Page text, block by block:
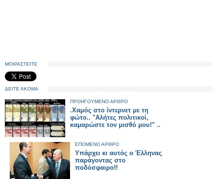
ΜΟΙΡΑΣΤΕΙΤΕ
ΔΕΙΤΕ ΑΚΟΜΑ
ΠΡΟΗΓΟΥΜΕΝΟ ΑΡΘΡΟ
.Χαμός στο ίντερνετ με τη
φώτο.. "Αλήτες πολιτικοί,
καμαρώστε τον μισθό μου!" ..
ΕΠΟΜΕΝΟ ΑΡΘΡΟ
Υπάρχει κι αυτός ο Έλληνας
παράγοντας στο
ποδόσφαιρο!!